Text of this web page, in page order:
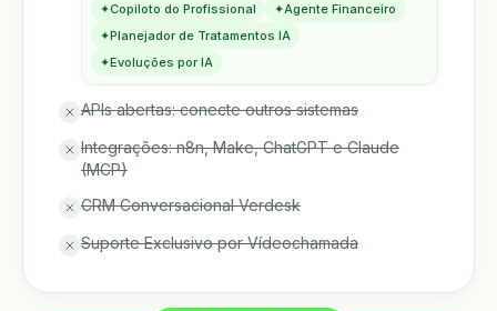
✦Copiloto do Profissional ✦Agente Financeiro
✦Planejador de Tratamentos IA
✦Evoluções por IA
APIs abertas: conecte outros sistemas
Integrações: n8n, Make, ChatGPT e Claude
(MCP)
CRM Conversacional Verdesk
Suporte Exclusivo por Vídeochamada